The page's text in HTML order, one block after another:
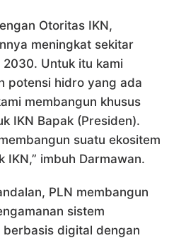
Otoritas IKN,
meningkat sekitar
Untuk itu kami
potensi hidro yang ada
membangun khusus
IKN Bapak (Presiden).
suatu ekositem
IKN,” imbuh Darmawan.
PLN membangun
sistem
digital dengan